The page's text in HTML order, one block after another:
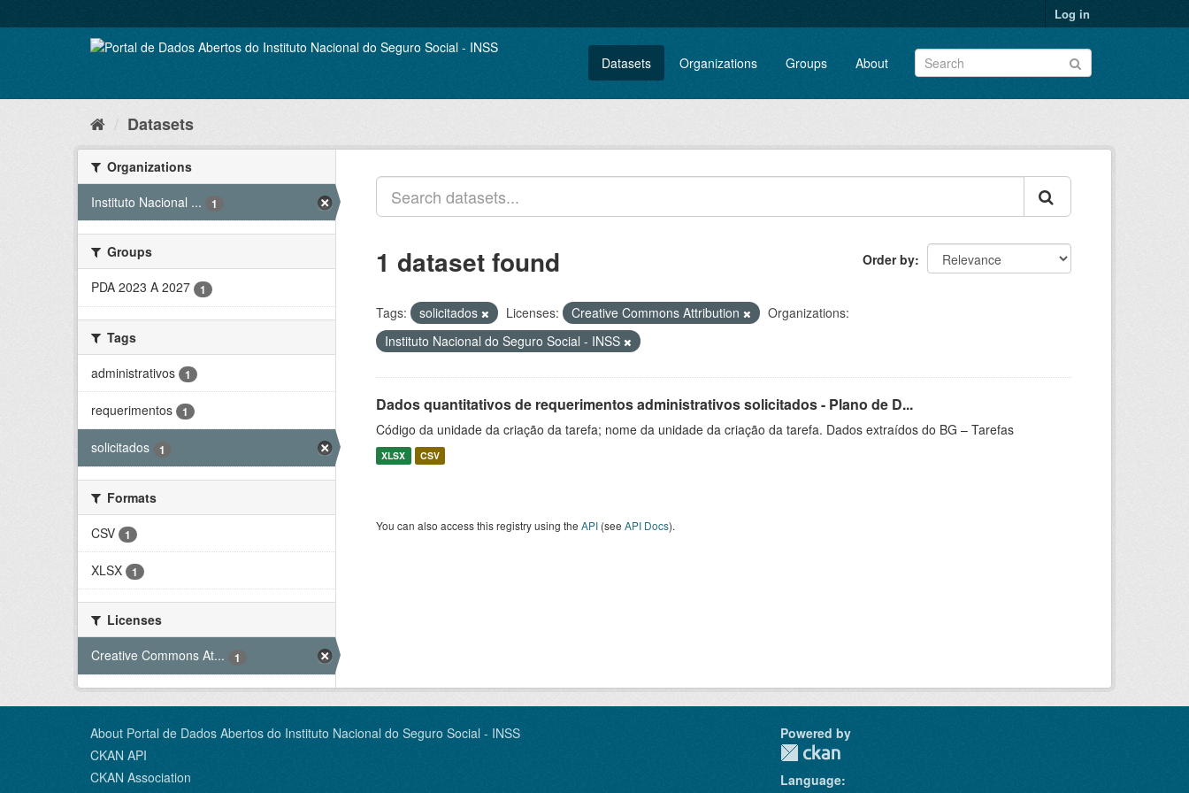
to
Log in
Datasets Organizations Groups About
Datasets
Organizations
Instituto Nacional ...
1
Groups
PDA 2023 A 2027
1
Tags
administrativos
1
requerimentos 1
solicitados 1
Formats
CSV
1
XLSX 1
Licenses
Creative Commons At...
1
Order by
1 dataset found
Tags: solicitados Licenses: Creative Commons Attribution
Organizations:
Instituto Nacional do Seguro Social - INSS
Dados quantitativos de requerimentos administrativos solicitados - Plano de D...
Código da unidade da criação da tarefa; nome da unidade da criação da tarefa. Dados extraídos do BG – Tarefas
XLSX CSV
You can also access this registry using the API (see API Docs).
About Portal de Dados Abertos do Instituto Nacional do Seguro Social - INSS
CKAN API
CKAN Association
Powered by
Language